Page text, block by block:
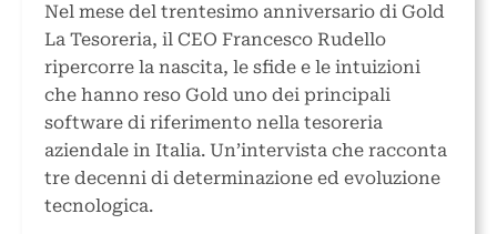
Nel mese del trentesimo anniversario di Gold
La Tesoreria, il CEO Francesco Rudello
ripercorre la nascita, le sfide e le intuizioni
che hanno reso Gold uno dei principali
software di riferimento nella tesoreria
aziendale in Italia. Un’intervista che racconta
tre decenni di determinazione ed evoluzione
tecnologica.